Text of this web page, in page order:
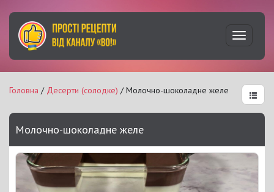
Головна / Десерти (солодке) / Молочно-шоколадне желе
Молочно-шоколадне желе